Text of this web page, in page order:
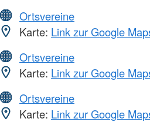
Ortsvereine
Karte: Link zur Google
Ortsvereine
Karte: Link zur Google
Ortsvereine
Karte: Link zur Google